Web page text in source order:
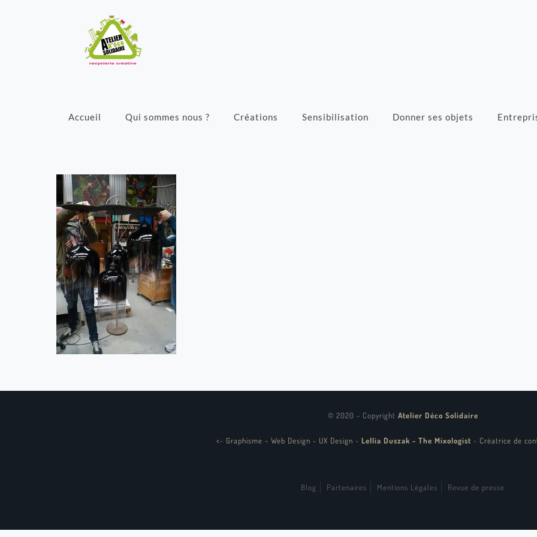
Accueil Qui sommes nous ? Créations Sensibilisation Donner ses objets
© 2020 - Copyright Atelier Déco Solidaire
<- Graphisme - Web Design - UX Design - Lellia Duszak - The Mixologist - Créatrice de
Blog Partenaires Mentions Légales Revue de presse